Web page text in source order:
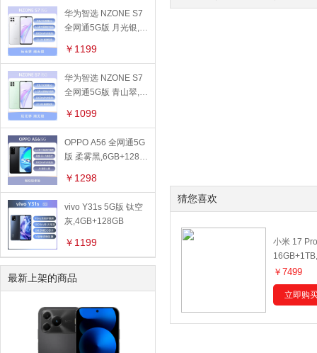
智能穿戴
智能手表
手机贴膜
苹果保护膜
充电器
数据线
线下配件
华为智选 NZONE S7
全网通5G版 月光银,6
￥1199
华为智选 NZONE S7
全网通5G版 青山翠,6
￥1099
OPPO A56 全网通5G
版 柔雾黑,6GB+128G
￥1298
vivo Y31s 5G版 钛空
灰,4GB+128GB
￥1199
最新上架的商品
素：
指纹识别： 全部 不支持
快速充电： 全部 支持 不
数据接口： Lightning
猜您喜欢
小米 17
￥7499
立即购